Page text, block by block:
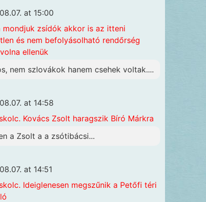
at 15:00
mondjuk zsídók akkor is az itteni
és nem befolyásolható rendőrség
ellenük
nem szlovákok hanem csehek voltak....
at 14:58
Kovács Zsolt haragszik Bíró Márkra
a Zsolt a a zsótibácsi...
at 14:51
Ideiglenesen megszűnik a Petőfi téri